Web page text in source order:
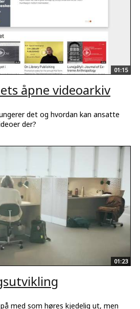
01:15
åpne videoarkiv
det og hvordan kan ansatte
der?
01:23
med som høres kjedelig ut, men